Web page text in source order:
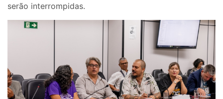
serão interrompidas.